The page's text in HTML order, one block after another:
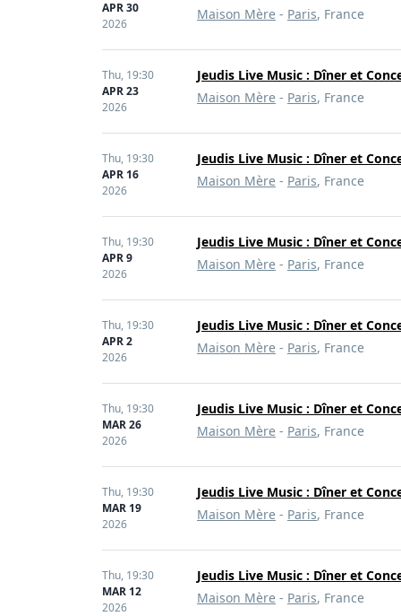
APR 30
2026
Maison Mère - Paris, France
Thu, 19:30
APR 23
2026
Jeudis Live Music : Dîner et
Maison Mère - Paris, France
Thu, 19:30
APR 16
2026
Jeudis Live Music : Dîner et
Maison Mère - Paris, France
Thu, 19:30
APR 9
2026
Jeudis Live Music : Dîner et
Maison Mère - Paris, France
Thu, 19:30
APR 2
2026
Jeudis Live Music : Dîner et
Maison Mère - Paris, France
Thu, 19:30
MAR 26
2026
Jeudis Live Music : Dîner et
Maison Mère - Paris, France
Thu, 19:30
MAR 19
2026
Jeudis Live Music : Dîner et
Maison Mère - Paris, France
Thu, 19:30
MAR 12
2026
Jeudis Live Music : Dîner et
Maison Mère - Paris, France